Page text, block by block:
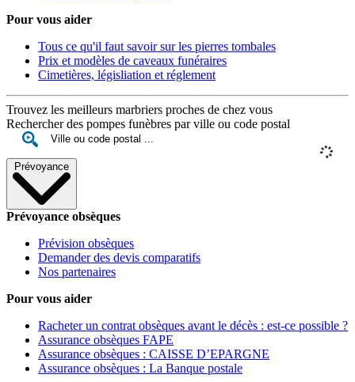
Pour vous aider
Tous ce qu'il faut savoir sur les pierres tombales
Prix et modèles de caveaux funéraires
Cimetières, législiation et réglement
Trouvez les meilleurs marbriers proches de chez vous
Rechercher des pompes funèbres par ville ou code postal
Prévoyance
Prévoyance obsèques
Prévision obsèques
Demander des devis comparatifs
Nos partenaires
Pour vous aider
Racheter un contrat obsèques avant le décès : est-ce possible ?
Assurance obsèques FAPE
Assurance obsèques : CAISSE D’EPARGNE
Assurance obsèques : La Banque postale